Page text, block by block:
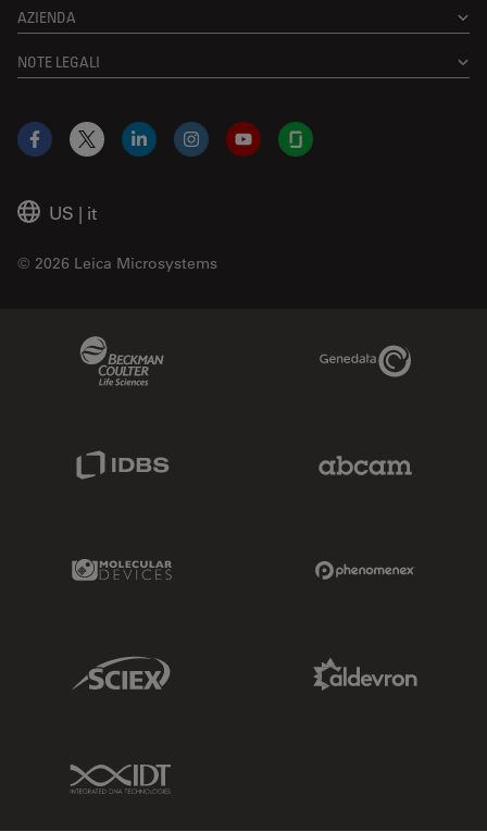
AZIENDA
NOTE LEGALI
US | it
© 2026 Leica Microsystems
Facebook
X LinkedInInstagramYouTubeGlassdoor
Genedata Link
Molecular Devices Link
Sciex Link
IDT Link